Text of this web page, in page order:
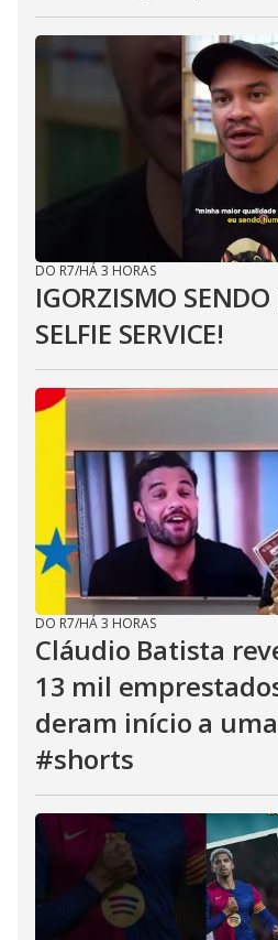
DO R7/HÁ 3 HORAS
IGORZISMO
SELFIE SERVICE!
DO R7/HÁ 3 HORAS
Cláudio Batista
13 mil
deram início a
#shorts